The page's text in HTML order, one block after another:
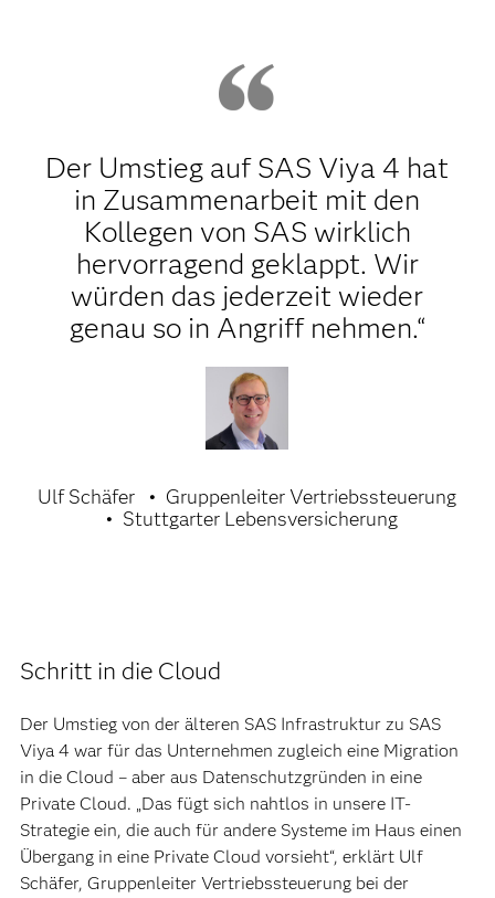
Der Umstieg auf SAS Viya 4 hat
in Zusammenarbeit mit den
Kollegen von SAS wirklich
hervorragend geklappt. Wir
würden das jederzeit wieder
genau so in Angriff nehmen.“
Ulf Schäfer
Gruppenleiter Vertriebssteuerung
Stuttgarter Lebensversicherung
Schritt in die Cloud
Der Umstieg von der älteren SAS Infrastruktur zu SAS
Viya 4 war für das Unternehmen zugleich eine Migration
in die Cloud – aber aus Datenschutzgründen in eine
Private Cloud. „Das fügt sich nahtlos in unsere IT-
Strategie ein, die auch für andere Systeme im Haus einen
Übergang in eine Private Cloud vorsieht“, erklärt Ulf
Schäfer, Gruppenleiter Vertriebssteuerung bei der